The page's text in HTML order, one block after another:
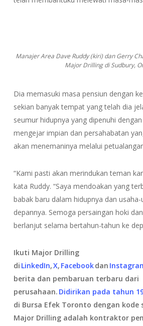
Manajer Area Dave Ruddy (kiri) dan Gerry
Major Drilling di Sudbury,
Dia memasuki masa pensiun dengan
sekian banyak tempat yang telah dia
seumur hidupnya yang dipenuhi
mengejar impian dan persahabatan
akan menemaninya melalui
“Kami pasti akan merindukan teman
kata Ruddy. “Saya mendoakan yang
babak baru dalam hidupnya dan
depannya. Semoga persaingan hoki
berlanjut selama bertahun-tahun ke
Ikuti Major Drilling
di LinkedIn,X, Facebookdan
berita dan pembaruan terbaru dari
perusahaan. Didirikan pada tahun
di Bursa Efek Toronto dengan kode
Major Drilling adalah kontraktor